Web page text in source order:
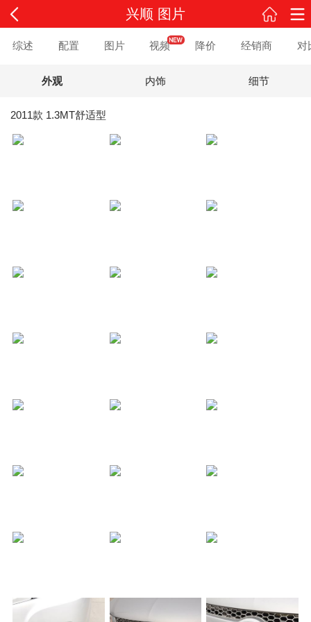
兴顺 图片
综述 配置 图片 视频 降价 经销商 对
外观 内饰 细节
2011款 1.3MT舒适型